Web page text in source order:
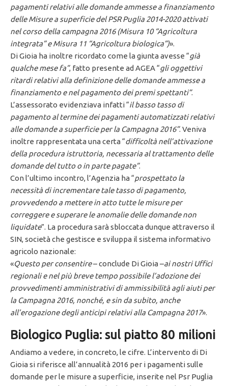
pagamenti relativi alle domande ammesse a finanziamento
delle Misure a superficie del PSR Puglia 2014-2020 attivati
nel corso della campagna 2016 (Misura 10 “Agricoltura
integrata” e Misura 11 “Agricoltura biologica”)».
Di Gioia ha inoltre ricordato come la giunta avesse “già
qualche mese fa”, fatto presente ad AGEA “gli oggettivi
ritardi relativi alla definizione delle domande ammesse a
finanziamento e nel pagamento dei premi spettanti”.
L’assessorato evidenziava infatti “il basso tasso di
pagamento al termine dei pagamenti automatizzati relativi
alle domande a superficie per la Campagna 2016”. Veniva
inoltre rappresentata una certa “difficoltà nell’attivazione
della procedura istruttoria, necessaria al trattamento delle
domande del tutto o in parte pagate”.
Con l’ultimo incontro, l’Agenzia ha “prospettato la
necessità di incrementare tale tasso di pagamento,
provvedendo a mettere in atto tutte le misure per
correggere e superare le anomalie delle domande non
liquidate”. La procedura sarà sbloccata dunque attraverso il
SIN, società che gestisce e sviluppa il sistema informativo
agricolo nazionale:
«Questo per consentire– conclude Di Gioia –ai nostri Uffici
regionali e nel più breve tempo possibile l’adozione dei
provvedimenti amministrativi di ammissibilità agli aiuti per
la Campagna 2016, nonché, e sin da subito, anche
all’erogazione degli anticipi relativi alla Campagna 2017».
Biologico Puglia: sul piatto 80 milioni
Andiamo a vedere, in concreto, le cifre. L’intervento di Di
Gioia si riferisce all’annualità 2016 per i pagamenti sulle
domande per le misure a superficie, inserite nel Psr Puglia